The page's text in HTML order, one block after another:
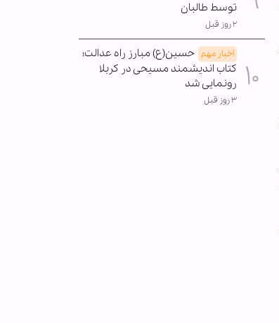
توسط طالبان
۲ روز قبل
اخبار مهم حسین(ع) مبارز راه عدالت؛
کتاب اندیشمند مسیحی در کربلا
رونمایی شد
۳ روز قبل